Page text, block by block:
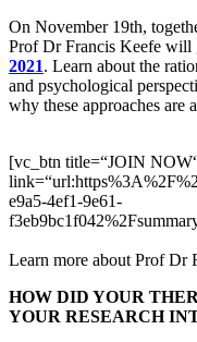
On November 19th,
Prof Dr Francis Keefe will
2021. Learn about the
and psychological
why these approaches are
[vc_btn title=“JOIN
e9a5-4ef1-9e61-
Learn more about Prof Dr
HOW DID YOUR
YOUR RESEARCH